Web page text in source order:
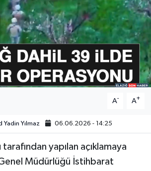
A- A+
Yadin Yılmaz 06.06.2026 - 14:25
tarafından yapılan açıklamaya
Müdürlüğü İstihbarat